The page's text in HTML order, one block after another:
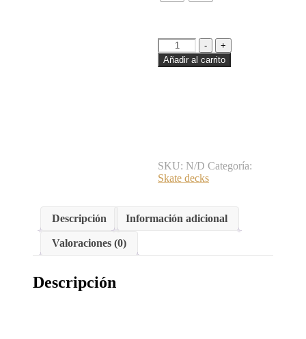
Txin
skateboard
deck
-
+
Añadir al carrito
SKU: N/D Categoría:
Skate decks
Descripción Información adicional
Valoraciones (0)
Descripción